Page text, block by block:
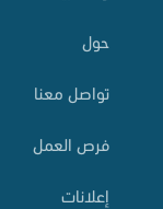
حول
تواصل معنا
فرص العمل
إعلانات